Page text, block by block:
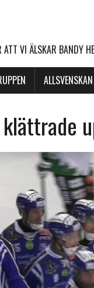
VI ÄLSKAR BANDY
ALLSVENSKAN